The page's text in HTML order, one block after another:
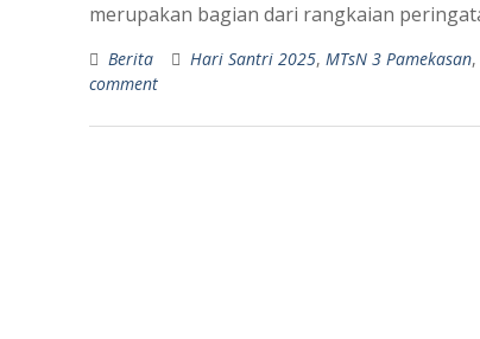
merupakan bagian dari rangkaian
Berita Hari Santri 2025, MTsN 3 Pamekasan,
comment